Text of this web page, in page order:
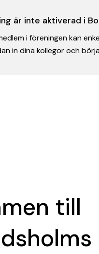
är inte aktiverad i
i föreningen kan
in dina kollegor och
till